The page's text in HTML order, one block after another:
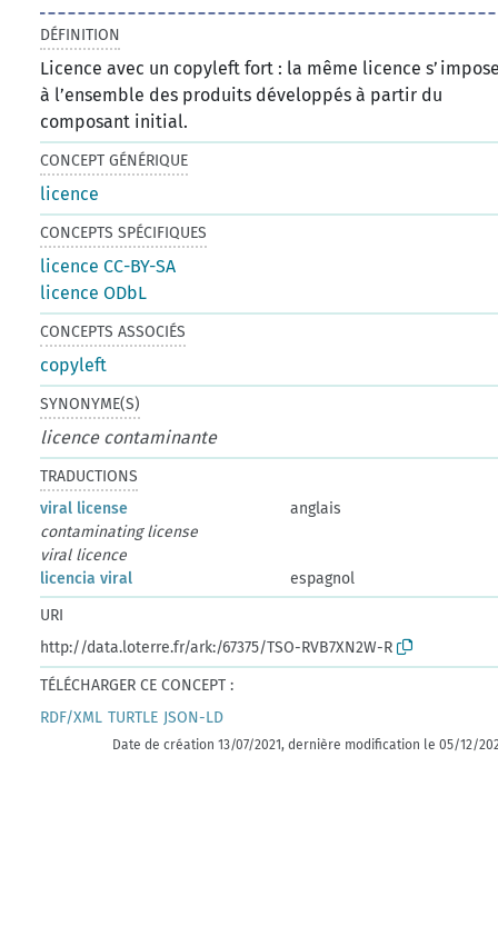
DÉFINITION
Licence avec un copyleft fort : la même licence
à l’ensemble des produits développés à partir du
composant initial.
CONCEPT GÉNÉRIQUE
licence
CONCEPTS SPÉCIFIQUES
licence CC-BY-SA
licence ODbL
CONCEPTS ASSOCIÉS
copyleft
SYNONYME(S)
licence contaminante
TRADUCTIONS
viral license
anglais
contaminating license
viral licence
licencia viral
espagnol
URI
http://data.loterre.fr/ark:/67375/TSO-RVB7XN2W-R
TÉLÉCHARGER CE CONCEPT :
RDF/XML TURTLE JSON-LD
Date de création 13/07/2021, dernière modification le 05/12/